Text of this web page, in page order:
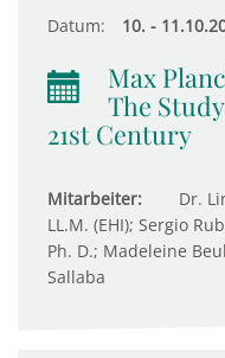
Datum: 10. -
Max
The
21st Century
Mitarbeiter:
Dr.
LL.M. (EHI); Sergio
Ph. D.; Madeleine
Sallaba